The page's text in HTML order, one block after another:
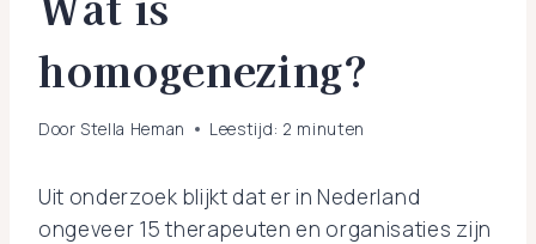
homogenezing?
Door Stella Heman Leestijd: 2 minuten
Uit onderzoek blijkt dat er in Nederland
ongeveer 15 therapeuten en organisaties zijn